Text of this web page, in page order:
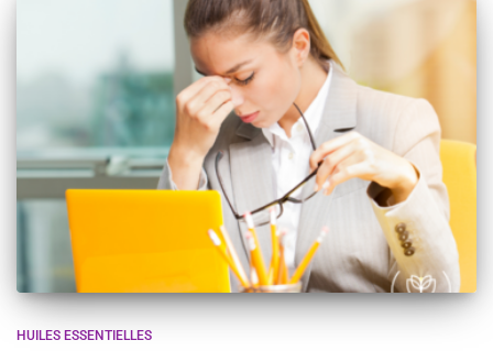
HUILES ESSENTIELLES